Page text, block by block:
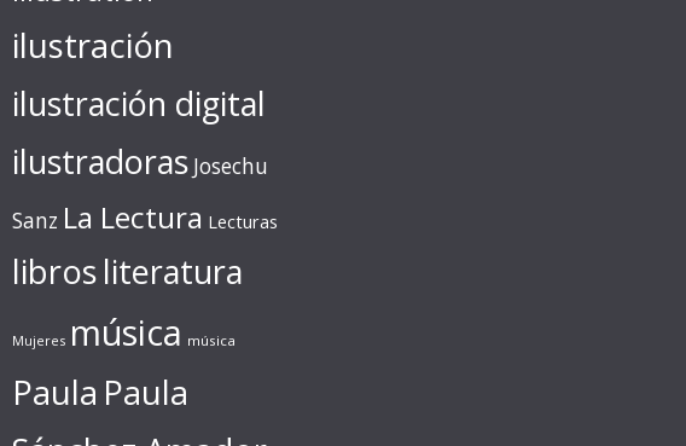
ilustración
ilustración digital
ilustradoras Josechu
Sanz La Lectura Lecturas
librosliteratura
Mujeres música música
Paula Paula